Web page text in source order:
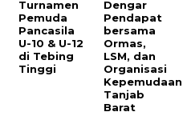
Turnamen
Pemuda
Pancasila
U-10 & U-12
di Tebing
Tinggi
Dengar
Pendapat
bersama
Ormas,
LSM, dan
Organisasi
Kepemudaan
Tanjab
Barat